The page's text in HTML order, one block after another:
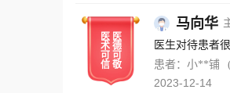
医
术
可
信
医
德
可
敬
马向华
医生对待患者
患者：小**铺
2023-12-14